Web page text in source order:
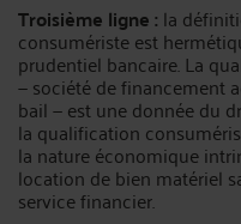
Troisième ligne : la
consumériste est
prudentiel bancaire. La
— société de financement
bail — est une donnée du
la qualification
la nature économique
location de bien matériel
service financier.